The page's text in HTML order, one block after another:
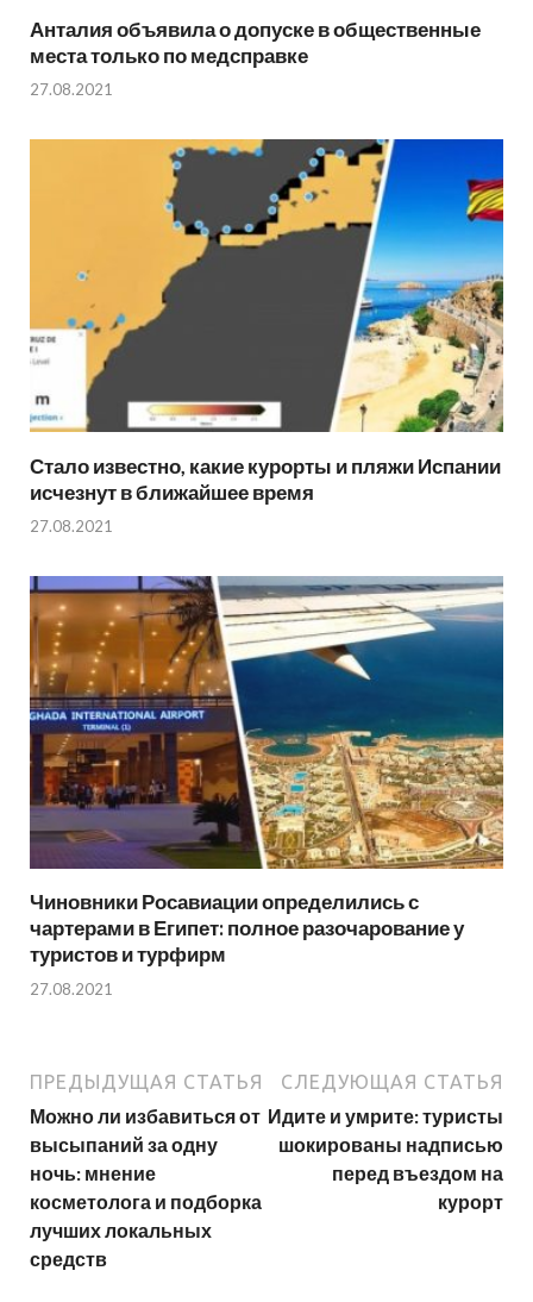
Анталия объявила о допуске в общественные
места только по медсправке
27.08.2021
Стало известно, какие курорты и пляжи Испании
исчезнут в ближайшее время
27.08.2021
Чиновники Росавиации определились с
чартерами в Египет: полное разочарование у
туристов и турфирм
27.08.2021
ПРЕДЫДУЩАЯ СТАТЬЯ
Можно ли избавиться от
высыпаний за одну
ночь: мнение
косметолога и подборка
лучших локальных
средств
СЛЕДУЮЩАЯ СТАТЬЯ
Идите и умрите: туристы
шокированы надписью
перед въездом на
курорт